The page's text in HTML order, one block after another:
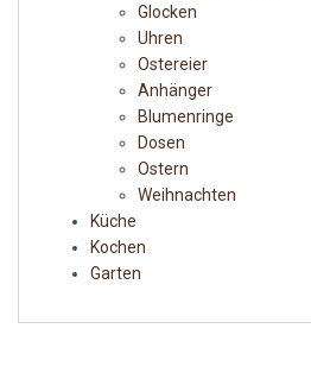
Glocken
Uhren
Ostereier
Anhänger
Blumenringe
Dosen
Ostern
Weihnachten
Küche
Kochen
Garten